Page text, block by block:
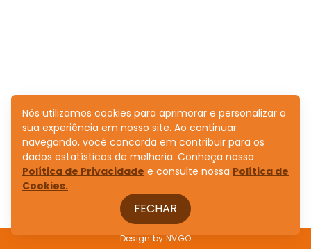
Design byNVGO
Nós utilizamos cookies para aprimorar e personalizar a
sua experiência em nosso site. Ao continuar
navegando, você concorda em contribuir para os
dados estatísticos de melhoria. Conheça nossa
Política de Privacidade e consulte nossa Política de
Cookies.
FECHAR